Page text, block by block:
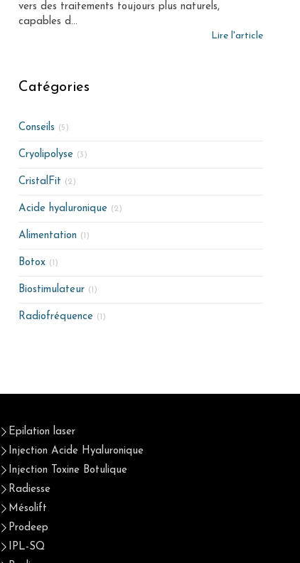
vers des traitements toujours plus naturels,
capables d...
Lire l'article
Catégories
Conseils (5)
Cryolipolyse (3)
CristalFit (2)
Acide hyaluronique (2)
Alimentation (1)
Botox (1)
Biostimulateur (1)
Radiofréquence (1)
Epilation laser
Injection Acide Hyaluronique
Injection Toxine Botulique
Radiesse
Mésolift
Prodeep
IPL-SQ